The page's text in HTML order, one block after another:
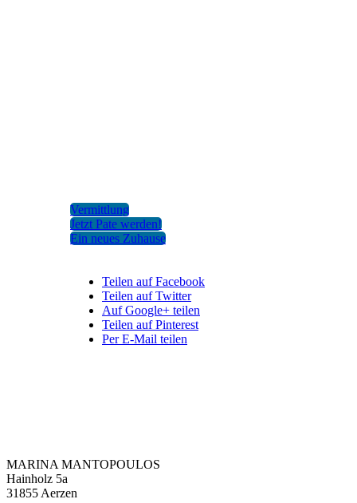
Vermittlung
Jetzt Pate werden!
Ein neues Zuhause
Teilen auf Facebook
Teilen auf Twitter
Auf Google+ teilen
Teilen auf Pinterest
Per E-Mail teilen
MARINA MANTOPOULOS
Hainholz 5a
31855 Aerzen